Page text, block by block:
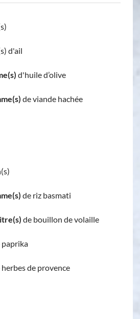
d'ail
d'huile d’olive
de viande hachée
de riz basmati
de bouillon de volaille
paprika
herbes de provence